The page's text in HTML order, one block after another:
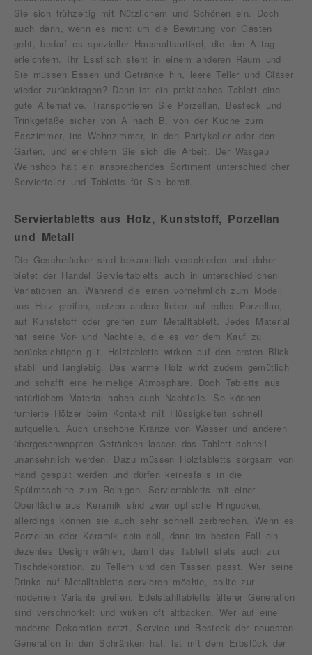
Sie sich frühzeitig mit Nützlichem und Schönen ein. Doch
auch dann, wenn es nicht um die Bewirtung von Gästen
geht, bedarf es spezieller Haushaltsartikel, die den Alltag
erleichtern. Ihr Esstisch steht in einem anderen Raum und
Sie müssen Essen und Getränke hin, leere Teller und Gläser
wieder zurücktragen? Dann ist ein praktisches Tablett eine
gute Alternative. Transportieren Sie Porzellan, Besteck und
Trinkgefäße sicher von A nach B, von der Küche zum
Esszimmer, ins Wohnzimmer, in den Partykeller oder den
Garten, und erleichtern Sie sich die Arbeit. Der Wasgau
Weinshop hält ein ansprechendes Sortiment unterschiedlicher
Servierteller und Tabletts für Sie bereit.
Serviertabletts aus Holz, Kunststoff, Porzellan
und Metall
Die Geschmäcker sind bekanntlich verschieden und daher
bietet der Handel Serviertabletts auch in unterschiedlichen
Variationen an. Während die einen vornehmlich zum Modell
aus Holz greifen, setzen andere lieber auf edles Porzellan,
auf Kunststoff oder greifen zum Metalltablett. Jedes Material
hat seine Vor- und Nachteile, die es vor dem Kauf zu
berücksichtigen gilt. Holztabletts wirken auf den ersten Blick
stabil und langlebig. Das warme Holz wirkt zudem gemütlich
und schafft eine heimelige Atmosphäre. Doch Tabletts aus
natürlichem Material haben auch Nachteile. So können
furnierte Hölzer beim Kontakt mit Flüssigkeiten schnell
aufquellen. Auch unschöne Kränze von Wasser und anderen
übergeschwappten Getränken lassen das Tablett schnell
unansehnlich werden. Dazu müssen Holztabletts sorgsam von
Hand gespült werden und dürfen keinesfalls in die
Spülmaschine zum Reinigen. Serviertabletts mit einer
Oberfläche aus Keramik sind zwar optische Hingucker,
allerdings können sie auch sehr schnell zerbrechen. Wenn es
Porzellan oder Keramik sein soll, dann im besten Fall ein
dezentes Design wählen, damit das Tablett stets auch zur
Tischdekoration, zu Tellern und den Tassen passt. Wer seine
Drinks auf Metalltabletts servieren möchte, sollte zur
modernen Variante greifen. Edelstahltabletts älterer Generation
sind verschnörkelt und wirken oft altbacken. Wer auf eine
moderne Dekoration setzt, Service und Besteck der neuesten
Generation in den Schränken hat, ist mit dem Erbstück der